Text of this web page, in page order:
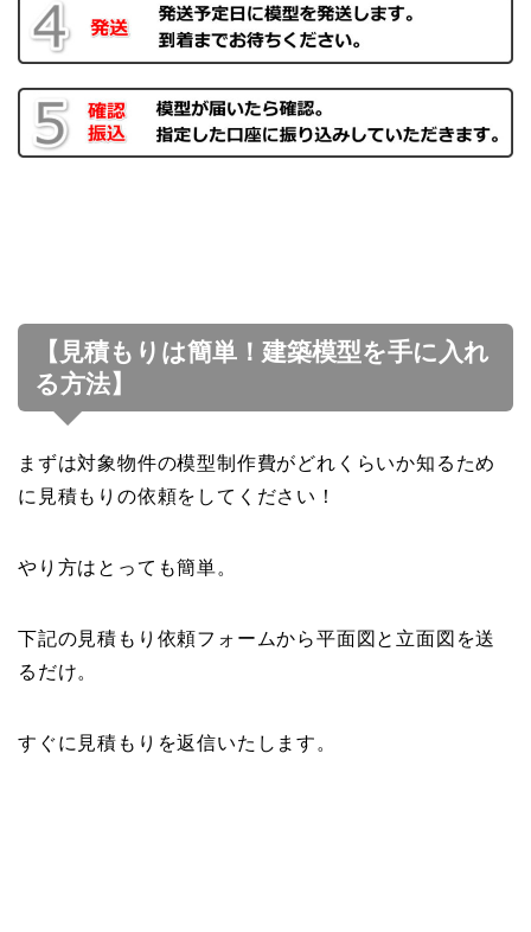
【見積もりは簡単！建築模型を手に入れ
る方法】
まずは対象物件の模型制作費がどれくらいか知るため
に見積もりの依頼をしてください！
やり方はとっても簡単。
下記の見積もり依頼フォームから平面図と立面図を送
るだけ。
すぐに見積もりを返信いたします。